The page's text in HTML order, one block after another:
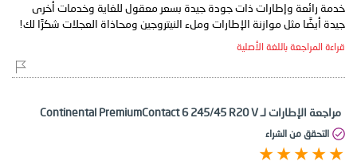
خدمة رائعة وإطارات ذات جودة جيدة بسعر معقول للغاية وخدمات أخرى
جيدة أيضًا مثل موازنة الإطارات وملء النيتروجين ومحاذاة العجلات شكرًا لك!
قراءة المراجعة باللغة الأصلية
مراجعة الإطارات لـ Continental PremiumContact 6 245/45 R20 V
التحقق من الشراء